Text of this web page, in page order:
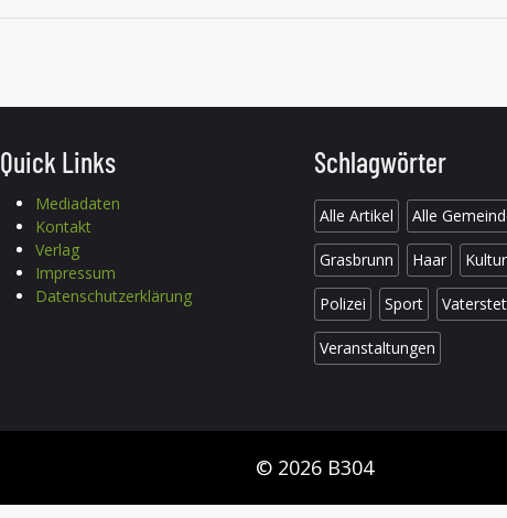
Quick Links
Mediadaten
Kontakt
Verlag
Impressum
Datenschutzerklärung
Schlagwörter
Alle Artikel Alle
Grasbrunn Haar Kultur
Polizei Sport
Veranstaltungen
© 2026 B304